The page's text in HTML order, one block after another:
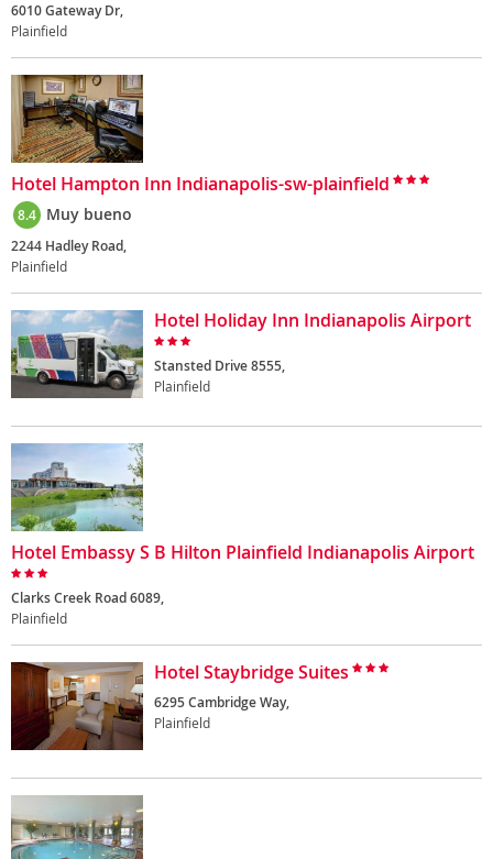
6010 Gateway Dr,
Plainfield
Hotel Hampton Inn Indianapolis-sw-plainfield
8.4 Muy bueno
2244 Hadley Road,
Plainfield
Hotel Holiday Inn Indianapolis Airport
Stansted Drive 8555,
Plainfield
Hotel Embassy S B Hilton Plainfield Indianapolis Airport
Clarks Creek Road 6089,
Plainfield
Hotel Staybridge Suites
6295 Cambridge Way,
Plainfield